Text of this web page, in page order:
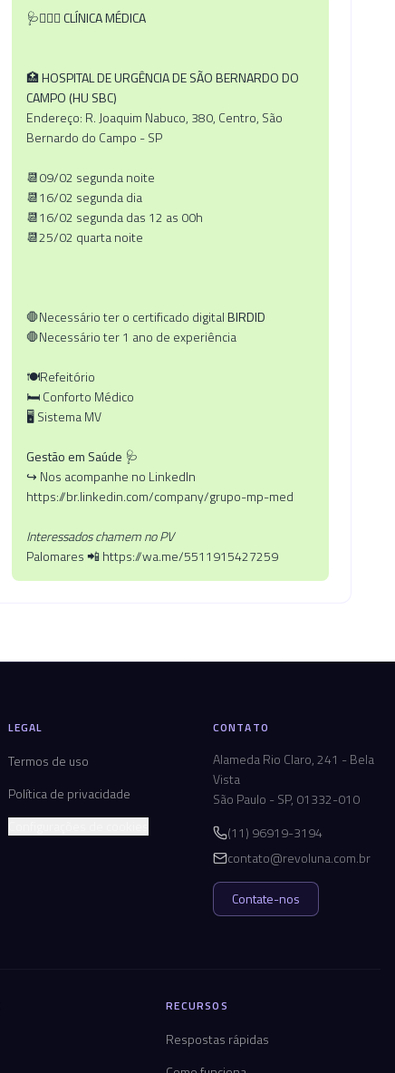
🩺👩🏾‍⚕️CLÍNICA MÉDICA
🏥HOSPITAL DE URGÊNCIA DE SÃO BERNARDO DO
CAMPO (HU SBC)
Endereço: R. Joaquim Nabuco, 380, Centro, São
Bernardo do Campo - SP
📆09/02 segunda noite
📆16/02 segunda dia
📆16/02 segunda das 12 as 00h
📆25/02 quarta noite
🛑Necessário ter o certificado digitalBIRDID
🛑Necessário ter 1 ano de experiência
🍽️Refeitório
🛏️ Conforto Médico
🖥️ Sistema MV
Gestão em Saúde 🩺
↪ Nos acompanhe no LinkedIn
https://br.linkedin.com/company/grupo-mp-med
Interessados chamem no PV
Palomares 📲 https://wa.me/5511915427259
LEGAL
Termos de uso
Política de privacidade
CONTATO
Alameda Rio Claro, 241 - Bela
Vista
São Paulo - SP, 01332-010
(11) 96919-3194
contato@revoluna.com.br
Contate-nos
RECURSOS
Respostas rápidas